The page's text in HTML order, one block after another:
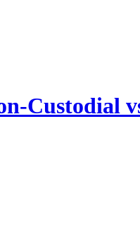
Custodial